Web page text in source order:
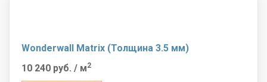
Wonderwall Matrix (Толщина 3.5 мм)
10 240 руб. / м2